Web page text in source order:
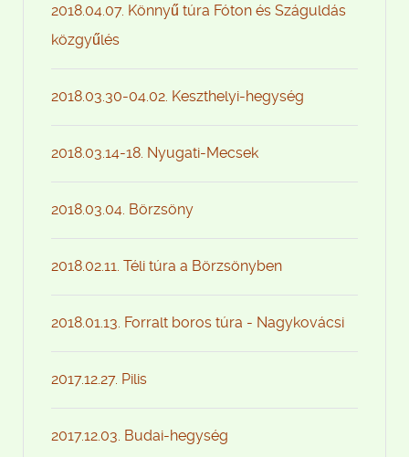
2018.04.07. Könnyű túra Fóton és Száguldás
közgyűlés
2018.03.30-04.02. Keszthelyi-hegység
2018.03.14-18. Nyugati-Mecsek
2018.03.04. Börzsöny
2018.02.11. Téli túra a Börzsönyben
2018.01.13. Forralt boros túra - Nagykovácsi
2017.12.27. Pilis
2017.12.03. Budai-hegység